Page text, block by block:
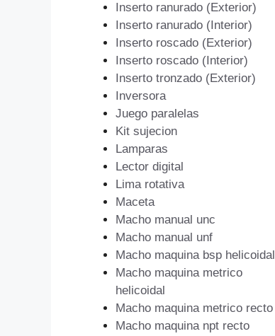
Inserto ranurado (Exterior)
Inserto ranurado (Interior)
Inserto roscado (Exterior)
Inserto roscado (Interior)
Inserto tronzado (Exterior)
Inversora
Juego paralelas
Kit sujecion
Lamparas
Lector digital
Lima rotativa
Maceta
Macho manual unc
Macho manual unf
Macho maquina bsp helicoidal
Macho maquina metrico
helicoidal
Macho maquina metrico recto
Macho maquina npt recto